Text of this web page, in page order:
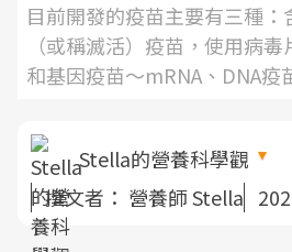
目前開發的疫苗主要有三種
（或稱滅活）疫苗，使用病
和基因疫苗～mRNA、DNA疫
Stella的營養科學觀
撰文者： 營養師 Stella